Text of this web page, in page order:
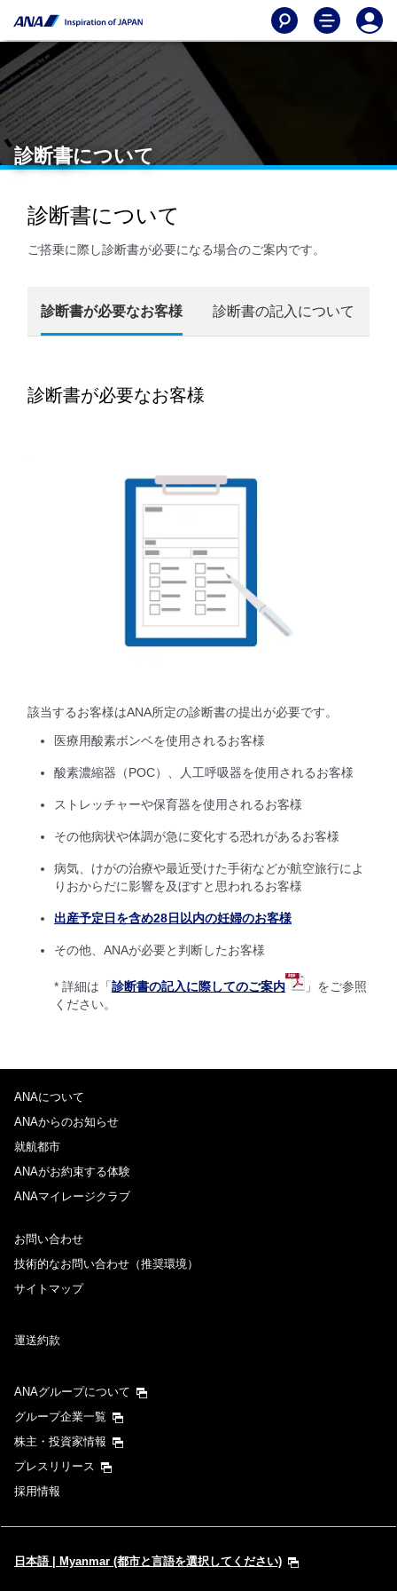
診断書について
診断書について
ご搭乗に際し診断書が必要になる場合のご案内です。
診断書が必要なお客様 診断書の記入について
診断書が必要なお客様
該当するお客様はANA所定の診断書の提出が必要です。
医療用酸素ボンベを使用されるお客様
酸素濃縮器（POC）、人工呼吸器を使用されるお客様
ストレッチャーや保育器を使用されるお客様
その他病状や体調が急に変化する恐れがあるお客様
病気、けがの治療や最近受けた手術などが航空旅行によ
りおからだに影響を及ぼすと思われるお客様
出産予定日を含め28日以内の妊婦のお客様
その他、ANAが必要と判断したお客様
* 詳細は「 診断書の記入に際してのご案内
」をご参照
ください。
ANAについて
ANAからのお知らせ
就航都市
ANAがお約束する体験
ANAマイレージクラブ
お問い合わせ
技術的なお問い合わせ（推奨環境）
サイトマップ
運送約款
ANAグループについて
グループ企業一覧
株主・投資家情報
プレスリリース
採用情報
日本語 | Myanmar (都市と言語を選択してください)